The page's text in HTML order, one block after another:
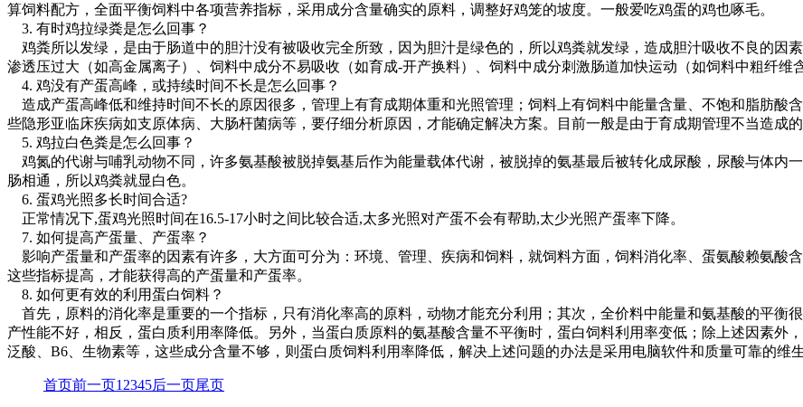
算饲料配方，全面平衡饲料中各项营养指标，采用成分含量确实的原料，调整好鸡笼的坡度。一般爱吃鸡蛋的鸡也啄毛。
3. 有时鸡拉绿粪是怎么回事？
鸡粪所以发绿，是由于肠道中的胆汁没有被吸收完全所致，因为胆汁是绿色的，所以鸡粪就发绿，造成胆汁吸收不良的因
渗透压过大（如高金属离子）、饲料中成分不易吸收（如育成-开产换料）、饲料中成分刺激肠道加快运动（如饲料中粗纤维
4. 鸡没有产蛋高峰，或持续时间不长是怎么回事？
造成产蛋高峰低和维持时间不长的原因很多，管理上有育成期体重和光照管理；饲料上有饲料中能量含量、不饱和脂肪酸
些隐形亚临床疾病如支原体病、大肠杆菌病等，要仔细分析原因，才能确定解决方案。目前一般是由于育成期管理不当造成的
5. 鸡拉白色粪是怎么回事？
鸡氮的代谢与哺乳动物不同，许多氨基酸被脱掉氨基后作为能量载体代谢，被脱掉的氨基最后被转化成尿酸，尿酸与体内
肠相通，所以鸡粪就显白色。
6. 蛋鸡光照多长时间合适?
正常情况下,蛋鸡光照时间在16.5-17小时之间比较合适,太多光照对产蛋不会有帮助,太少光照产蛋率下降。
7. 如何提高产蛋量、产蛋率？
影响产蛋量和产蛋率的因素有许多，大方面可分为：环境、管理、疾病和饲料，就饲料方面，饲料消化率、蛋氨酸赖氨酸
这些指标提高，才能获得高的产蛋量和产蛋率。
8. 如何更有效的利用蛋白饲料？
首先，原料的消化率是重要的一个指标，只有消化率高的原料，动物才能充分利用；其次，全价料中能量和氨基酸的平衡
产性能不好，相反，蛋白质利用率降低。另外，当蛋白质原料的氨基酸含量不平衡时，蛋白饲料利用率变低；除上述因素外
泛酸、B6、生物素等，这些成分含量不够，则蛋白质饲料利用率降低，解决上述问题的办法是采用电脑软件和质量可靠的维
首页前一页1 2345后一页尾页